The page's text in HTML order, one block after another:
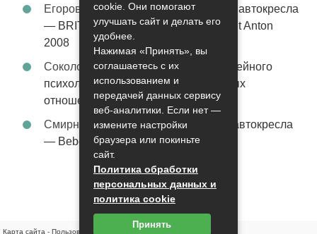
Егоров Константинк записиДетские автокресла
— BRITAX Evolva 1-2-3 (1-2-3) цвет St Anton
2008
Соколова Эльзак записи Услуги семейного
психолога – стабильность в семейных
отношениях
Смирнова Грация к записи
Детские автокресла
— Bebe Confort Moby цвет Orange
Карта сайта - Пользовательское соглашение
cookie. Они помогают
улучшать сайт и делать его
удобнее.
Нажимая «Принять», вы
соглашаетесь с их
использованием и
передачей данных сервису
веб-аналитики. Если нет —
измените настройки
браузера или покиньте
сайт.
Политика обработки
персональных данных и
политика cookie
Принять